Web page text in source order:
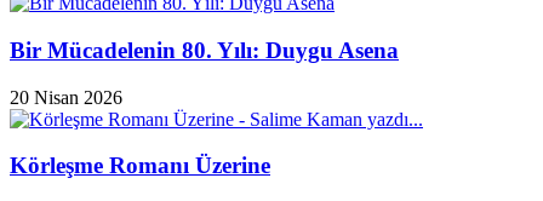
Bir Mücadelenin 80. Yılı: Duygu Asena
20 Nisan 2026
Körleşme Romanı Üzerine